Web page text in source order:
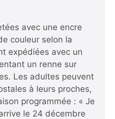
avec une encre
couleur selon la
expédiées avec un
un renne sur
Les adultes peuvent
à leurs proches,
programmée : « Je
le 24 décembre